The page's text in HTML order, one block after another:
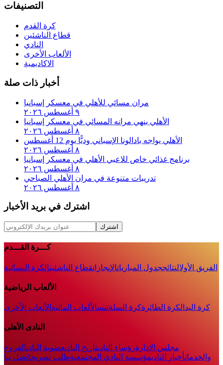
التصنيفات
كرة القدم
قطاع الناشئين
النادي
الألعاب الأخرى
الاكاديمية
أخبار ذات صلة
مران مسائي للأهلي في معسكر إسبانيا
٩ أغسطس ٢٠٢٦
الأهلي ينهي مرانه المسائي في معسكر إسبانيا
٨ أغسطس ٢٠٢٦
الأهلي يواجه بادالونا الإسباني وديًّا يوم 12 أغسطس
٨ أغسطس ٢٠٢٦
برنامج غذائي خاص للاعبي الأهلي في معسكر إسبانيا
٨ أغسطس ٢٠٢٦
تدريبات متنوعة في مران الأهلي الصباحي
٨ أغسطس ٢٠٢٦
اشترك في بريد الأخبار
اشترك
كـــرة القـــدم
الفريق الأولالنتائججدول المبارياتالإنجازاتقطاع الناشئينالكرة النسائية
الألعاب الرياضية
كرة اليد الكرة الطائرةكرة السلةتنسالألعاب المائية الألعاب الأخرى
النادى الأهلى
مجلس الإدارةرؤساء النادىتاريخ النادىعضوية النادىالفروع
والخدماتأخبار الناديمؤسسة النادي المجتمعيةطلب تصريحاتصل بنا